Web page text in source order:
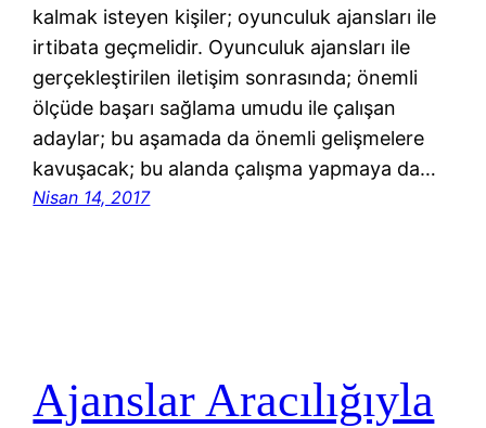
kalmak isteyen kişiler; oyunculuk ajansları ile
irtibata geçmelidir. Oyunculuk ajansları ile
gerçekleştirilen iletişim sonrasında; önemli
ölçüde başarı sağlama umudu ile çalışan
adaylar; bu aşamada da önemli gelişmelere
kavuşacak; bu alanda çalışma yapmaya da…
Nisan 14, 2017
Ajanslar Aracılığıyla